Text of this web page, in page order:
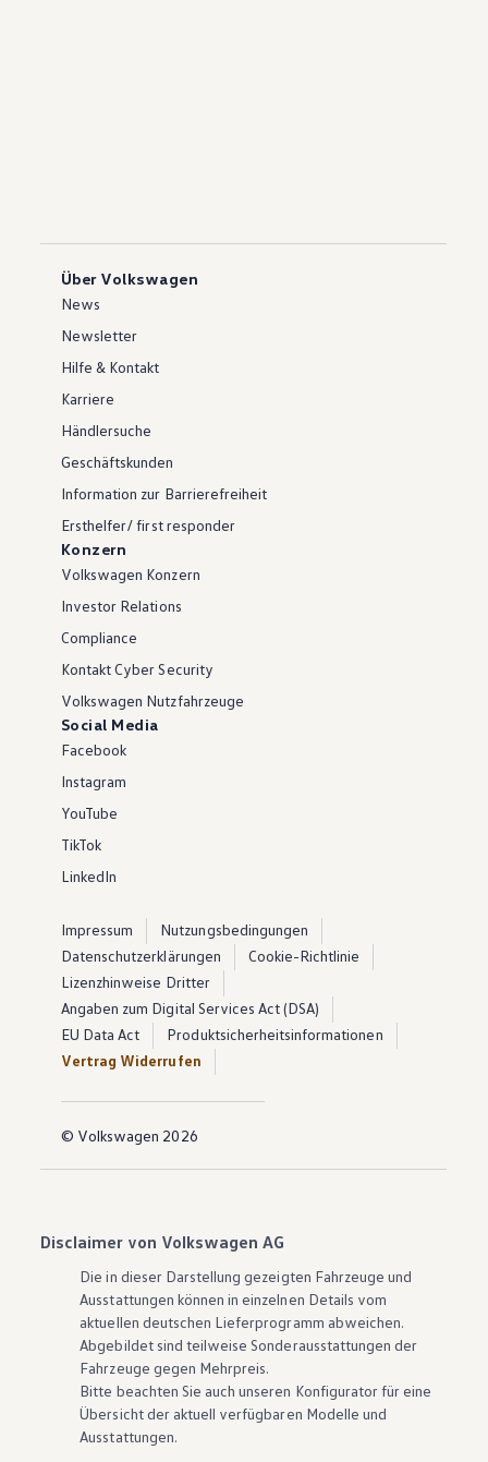
Über Volkswagen
News
Newsletter
Hilfe & Kontakt
Karriere
Händlersuche
Geschäftskunden
Information zur Barrierefreiheit
Ersthelfer/ first responder
Konzern
Volkswagen Konzern
Investor Relations
Compliance
Kontakt Cyber Security
Volkswagen Nutzfahrzeuge
Social Media
Facebook
Instagram
YouTube
TikTok
LinkedIn
Impressum
Nutzungsbedingungen
Datenschutzerklärungen
Cookie-Richtlinie
Lizenzhinweise Dritter
Angaben zum Digital Services Act (DSA)
EU Data Act
Produktsicherheitsinformationen
Vertrag Widerrufen
© Volkswagen 2026
Disclaimer von Volkswagen AG
Die in dieser Darstellung gezeigten Fahrzeuge und
Ausstattungen können in einzelnen Details vom
aktuellen deutschen Lieferprogramm abweichen.
Abgebildet sind teilweise Sonderausstattungen der
Fahrzeuge gegen Mehrpreis.
Bitte beachten Sie auch unseren Konfigurator für eine
Übersicht der aktuell verfügbaren Modelle und
Ausstattungen.